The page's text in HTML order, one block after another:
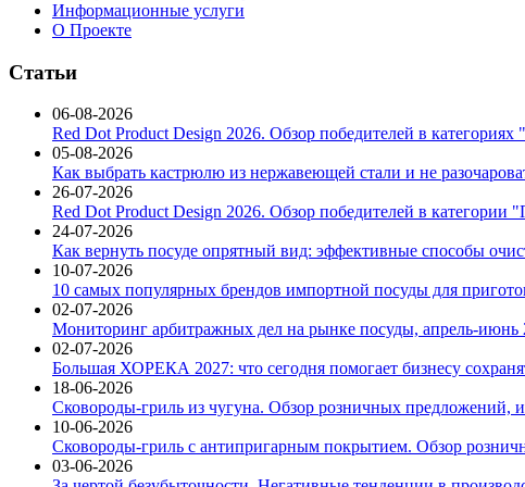
Информационные услуги
О Проекте
Статьи
06-08-2026
Red Dot Product Design 2026. Обзор победителей в
05-08-2026
Как выбрать кастрюлю из нержавеющей стали и не
26-07-2026
Red Dot Product Design 2026. Обзор победителей в категории
24-07-2026
Как вернуть посуде опрятный вид: эффективные способы
10-07-2026
10 самых популярных брендов импортной посуды для
02-07-2026
Мониторинг арбитражных дел на рынке посуды, апрель-июнь
02-07-2026
Большая ХОРЕКА 2027: что сегодня помогает бизнесу
18-06-2026
Сковороды-гриль из чугуна. Обзор розничных предложений,
10-06-2026
Сковороды-гриль с антипригарным покрытием. Обзор
03-06-2026